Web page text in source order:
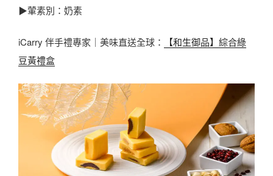
▶葷素別：奶素
iCarry 伴手禮專家｜美味直送全球：
【和生御品】綜合綠
豆黃禮盒